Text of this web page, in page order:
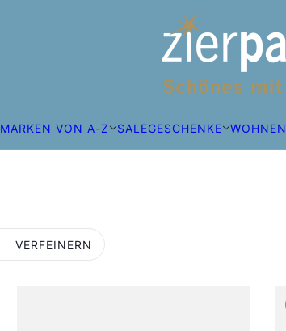
MARKEN VON A-Z SALEGESCHENKE WOHNEN
VERFEINERN